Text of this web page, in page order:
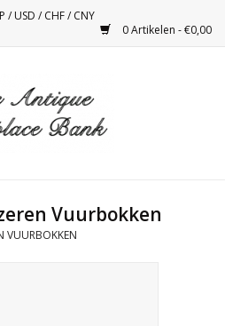
/USD /CHF/CNY
0 Artikelen - €0,00
Vuurbokken
VUURBOKKEN